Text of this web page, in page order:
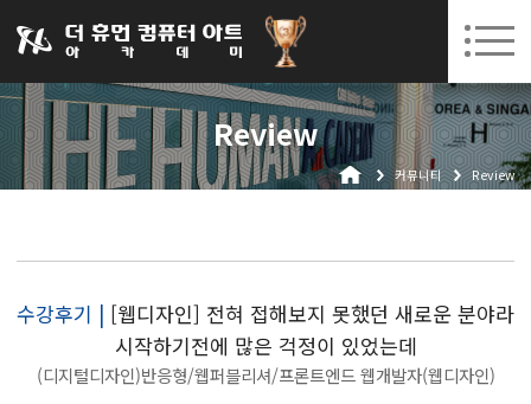
031-252-7277 수원캠퍼스 개강 08. 12.(수)
로그인 회원가입 고객센터
Review
커뮤니티 Review
수강후기 | [웹디자인] 전혀 접해보지 못했던 새로운 분야라
시작하기전에 많은 걱정이 있었는데
(디지털디자인)반응형/웹퍼블리셔/프론트엔드 웹개발자(웹디자인)
아카데미소개
인사말
오시는길
국비지원 무료교육